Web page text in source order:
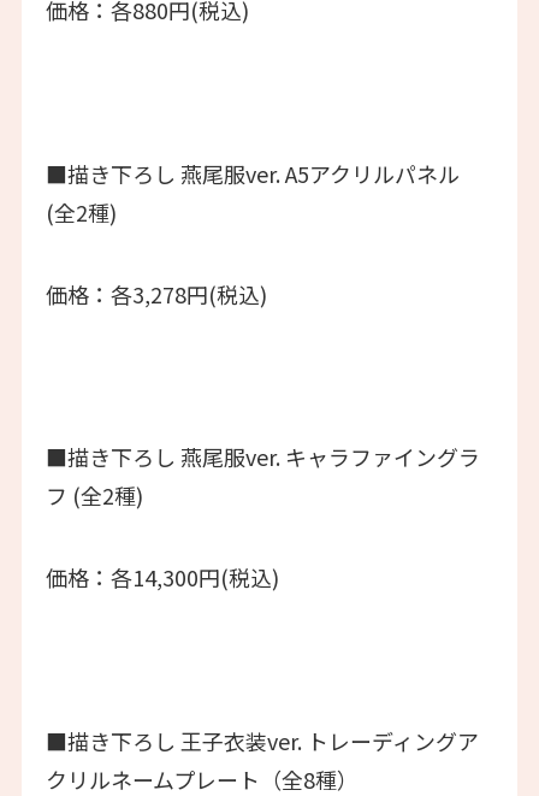
価格：各880円(税込)
■描き下ろし 燕尾服ver. A5アクリルパネル
(全2種)
価格：各3,278円(税込)
■描き下ろし 燕尾服ver. キャラファイングラ
フ (全2種)
価格：各14,300円(税込)
■描き下ろし 王子衣装ver. トレーディングア
クリルネームプレート（全8種）